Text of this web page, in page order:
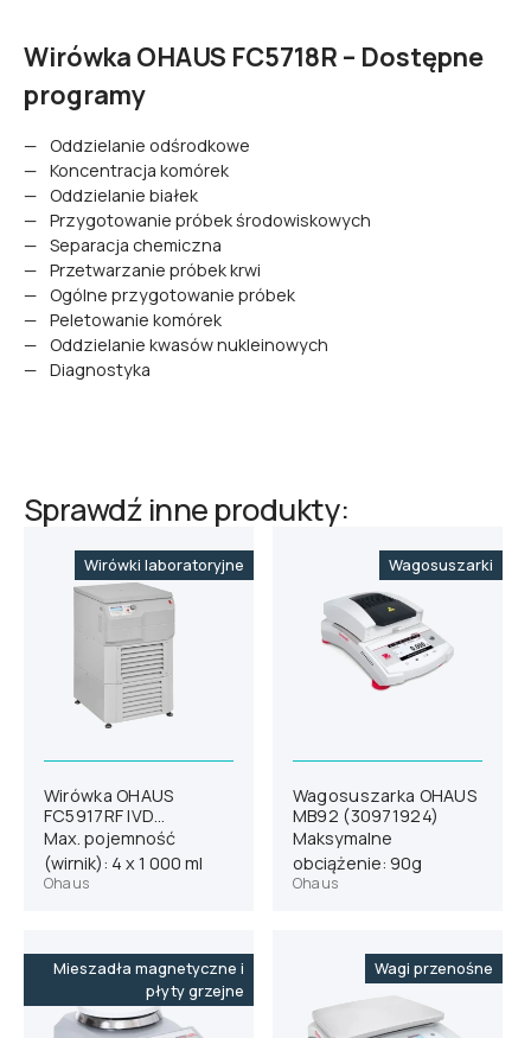
Wirówka OHAUS FC5718R – Dostępne
programy
Oddzielanie odśrodkowe
Koncentracja komórek
Oddzielanie białek
Przygotowanie próbek środowiskowych
Separacja chemiczna
Przetwarzanie próbek krwi
Ogólne przygotowanie próbek
Peletowanie komórek
Oddzielanie kwasów nukleinowych
Diagnostyka
Sprawdź inne produkty:
Wirówki laboratoryjne
Wirówka OHAUS
FC5917RF IVD
(83041587)
Max. pojemność
(wirnik): 4 x 1 000 ml
Ohaus
Wagosuszarki
Wagosuszarka OHAUS
MB92 (30971924)
Maksymalne
obciążenie: 90g
Ohaus
Mieszadła magnetyczne i
płyty grzejne
Wagi przenośne